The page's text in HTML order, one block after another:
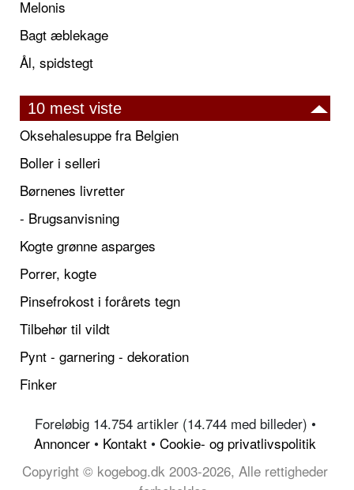
Melonis
Bagt æblekage
Ål, spidstegt
10 mest viste
Oksehalesuppe fra Belgien
Boller i selleri
Børnenes livretter
- Brugsanvisning
Kogte grønne asparges
Porrer, kogte
Pinsefrokost i forårets tegn
Tilbehør til vildt
Pynt - garnering - dekoration
Finker
Foreløbig 14.754 artikler (14.744 med billeder) •
Annoncer • Kontakt • Cookie- og privatlivspolitik
Copyright © kogebog.dk 2003-2026, Alle rettigheder